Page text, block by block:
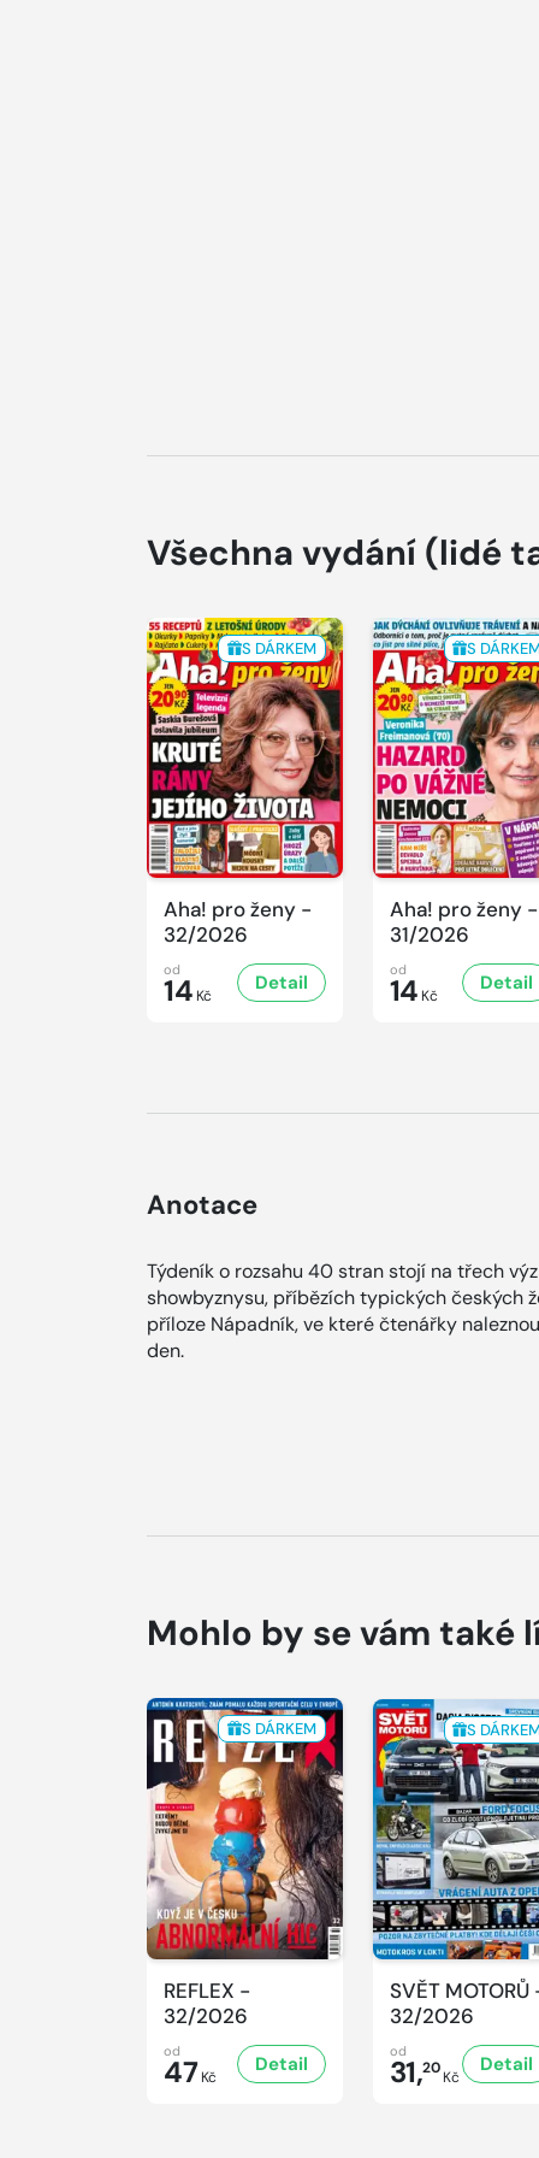
Všechna vydání (lidé
S DÁRKEM
Aha! pro ženy -
32/2026
od
14 Kč
Detail
S
Aha! pro ženy -
31/2026
od
14 Kč
Detail
Anotace
Týdeník o rozsahu 40 stran stojí na třech
showbyznysu, příbězích typických českých
příloze Nápadník, ve které čtenářky
den.
Mohlo by se vám také
S DÁRKEM
REFLEX -
32/2026
od
47 Kč
Detail
S
SVĚT MOTORŮ
32/2026
od
31,20Kč
Detail